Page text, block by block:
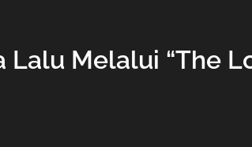
Lalu Melalui “The